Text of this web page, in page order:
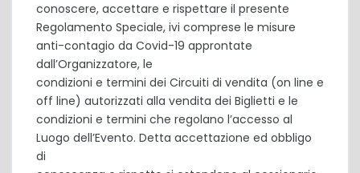
conoscere, accettare e rispettare il presente
Regolamento Speciale, ivi comprese le misure
anti-contagio da Covid-19 approntate
dall’Organizzatore, le
condizioni e termini dei Circuiti di vendita (on line e
off line) autorizzati alla vendita dei Biglietti e le
condizioni e termini che regolano l’accesso al
Luogo dell’Evento. Detta accettazione ed obbligo
di